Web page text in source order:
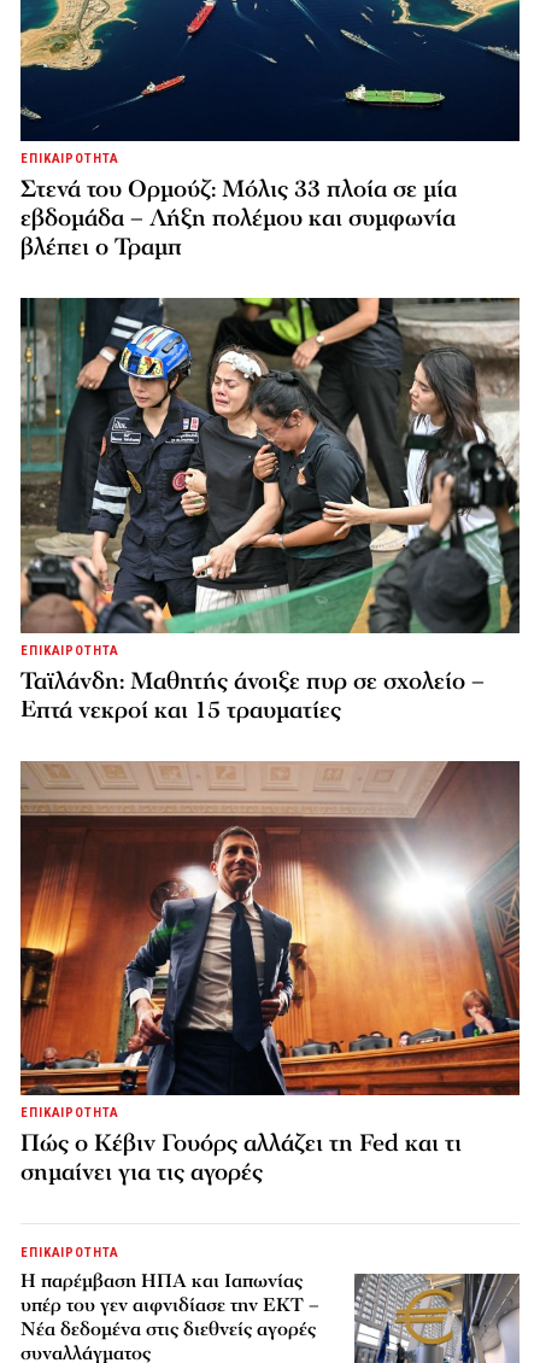
ΕΠΙΚΑΙΡΟΤΗΤΑ
Στενά του Ορμούζ: Μόλις 33 πλοία σε μία
εβδομάδα – Λήξη πολέμου και συμφωνία
βλέπει ο Τραμπ
ΕΠΙΚΑΙΡΟΤΗΤΑ
Ταϊλάνδη: Μαθητής άνοιξε πυρ σε σχολείο –
Επτά νεκροί και 15 τραυματίες
ΕΠΙΚΑΙΡΟΤΗΤΑ
Πώς ο Κέβιν Γουόρς αλλάζει τη Fed και τι
σημαίνει για τις αγορές
ΕΠΙΚΑΙΡΟΤΗΤΑ
Η παρέμβαση ΗΠΑ και Ιαπωνίας
υπέρ του γεν αιφνιδίασε την ΕΚΤ –
Νέα δεδομένα στις διεθνείς αγορές
συναλλάγματος